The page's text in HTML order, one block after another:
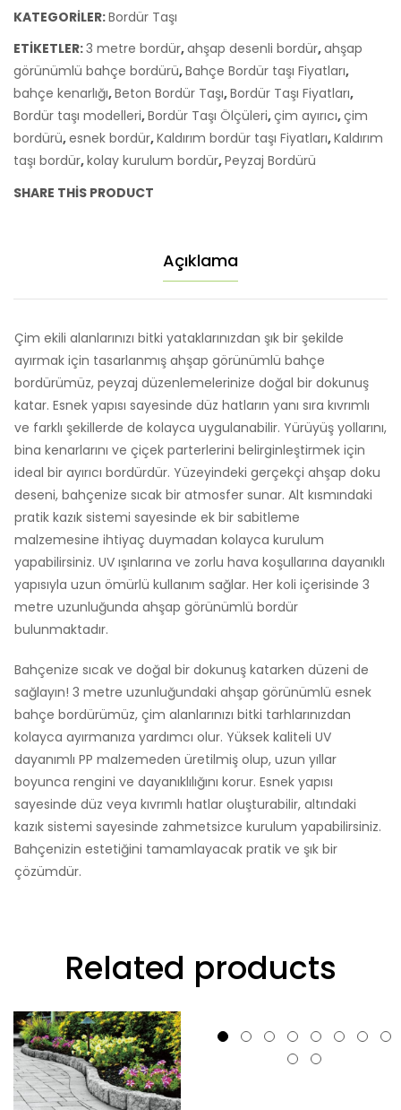
Metre
adet
KATEGORILER:Bordür Taşı
ETIKETLER:3 metre bordür,ahşap desenli bordür,ahşap
görünümlü bahçe bordürü,Bahçe Bordür taşı Fiyatları,
bahçe kenarlığı,Beton Bordür Taşı,Bordür Taşı Fiyatları,
Bordür taşı modelleri,Bordür Taşı Ölçüleri,çim ayırıcı,çim
bordürü,esnek bordür,Kaldırım bordür taşı Fiyatları,Kaldırım
taşı bordür,kolay kurulum bordür,Peyzaj Bordürü
SHARE THIS PRODUCT
Açıklama
Çim ekili alanlarınızı bitki yataklarınızdan şık bir şekilde
ayırmak için tasarlanmış ahşap görünümlü bahçe
bordürümüz, peyzaj düzenlemelerinize doğal bir dokunuş
katar. Esnek yapısı sayesinde düz hatların yanı sıra kıvrımlı
ve farklı şekillerde de kolayca uygulanabilir. Yürüyüş yollarını,
bina kenarlarını ve çiçek parterlerini belirginleştirmek için
ideal bir ayırıcı bordürdür. Yüzeyindeki gerçekçi ahşap doku
deseni, bahçenize sıcak bir atmosfer sunar. Alt kısmındaki
pratik kazık sistemi sayesinde ek bir sabitleme
malzemesine ihtiyaç duymadan kolayca kurulum
yapabilirsiniz. UV ışınlarına ve zorlu hava koşullarına dayanıklı
yapısıyla uzun ömürlü kullanım sağlar. Her koli içerisinde 3
metre uzunluğunda ahşap görünümlü bordür
bulunmaktadır.
Bahçenize sıcak ve doğal bir dokunuş katarken düzeni de
sağlayın! 3 metre uzunluğundaki ahşap görünümlü esnek
bahçe bordürümüz, çim alanlarınızı bitki tarhlarınızdan
kolayca ayırmanıza yardımcı olur. Yüksek kaliteli UV
dayanımlı PP malzemeden üretilmiş olup, uzun yıllar
boyunca rengini ve dayanıklılığını korur. Esnek yapısı
sayesinde düz veya kıvrımlı hatlar oluşturabilir, altındaki
kazık sistemi sayesinde zahmetsizce kurulum yapabilirsiniz.
Bahçenizin estetiğini tamamlayacak pratik ve şık bir
çözümdür.
Related products